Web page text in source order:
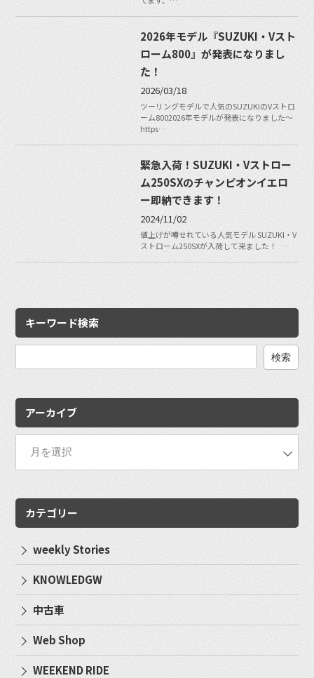
2026年モデル『SUZUKI・Vスト
ローム800』が発表になりまし
た！
2026/03/18
ツーリングモデルで人気のSUZUKIのVストロ
ーム8002026年モデルが発表になりました〜
https…
緊急入荷！SUZUKI・Vストロー
ム250SXのチャンピオンイエロ
ー即納できます！
2024/11/02
値上げが噂せれている人気モデル SUZUKI・V
ストローム250SXが入荷して来ました！ …
キーワード検索
アーカイブ
カテゴリー
weekly Stories
KNOWLEDGW
中古車
Web Shop
WEEKEND RIDE